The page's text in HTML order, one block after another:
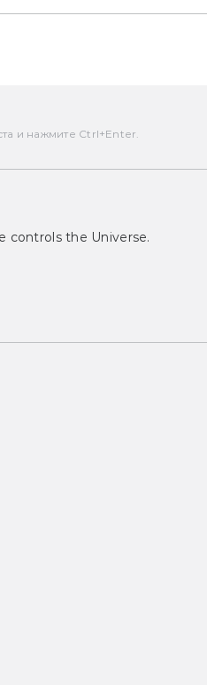
и нажмите Ctrl+Enter.
controls the Universe.